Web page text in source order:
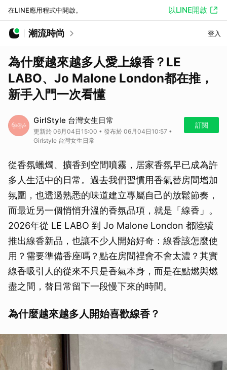
在LINE應用程式中開啟。 以LINE開啟
潮流時尚 登入
為什麼越來越多人愛上線香？LE
LABO、Jo Malone London都在推，
新手入門一次看懂
GirlStyle 台灣女生日常
更新於 06月04日15:00 • 發布於 06月04日10:57 •
Girlstyle 台灣女生日常
訂閱
從香氛蠟燭、擴香到空間噴霧，居家香氛早已成為許
多人生活中的日常。過去我們習慣用香氣替房間增加
氛圍，也透過熟悉的味道建立專屬自己的放鬆節奏，
而最近另一個悄悄升溫的香氛品項，就是「線香」。
2026年從 LE LABO 到 Jo Malone London 都陸續
推出線香新品，也讓不少人開始好奇：線香該怎麼使
用？需要準備香座嗎？點在房間裡會不會太濃？其實
線香吸引人的從來不只是香氣本身，而是在點燃與燃
盡之間，替日常留下一段慢下來的時間。
為什麼越來越多人開始喜歡線香？